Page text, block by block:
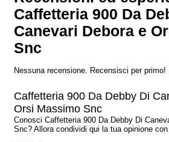
Caffetteria 900 Da
Canevari Debora e
Snc
Nessuna recensione. Recensisci per primo!
Caffetteria 900 Da Debby Di
Orsi Massimo Snc
Conosci Caffetteria 900 Da Debby Di
Snc? Allora condividi qui la tua opinione